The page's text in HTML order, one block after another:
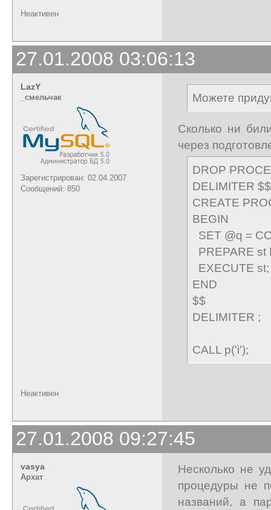
Неактивен
27.01.2008 03:06:13
LazY
_cмельчак
Зарегистрирован: 02.04.2007
Сообщений: 850
Можете
Сколько ни
через
DROP
DELIMITER $$
CREATE
BEGIN
SET @q =
PREPARE st
EXECUTE st;
END
$$
DELIMITER ;
CALL p('i');
Неактивен
27.01.2008 09:27:45
vasya
Архат
Несколько не
процедуры не
названий, а